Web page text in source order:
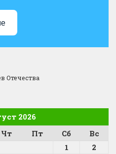
Отечества
2026
Чт Пт Сб
Вс
1
2